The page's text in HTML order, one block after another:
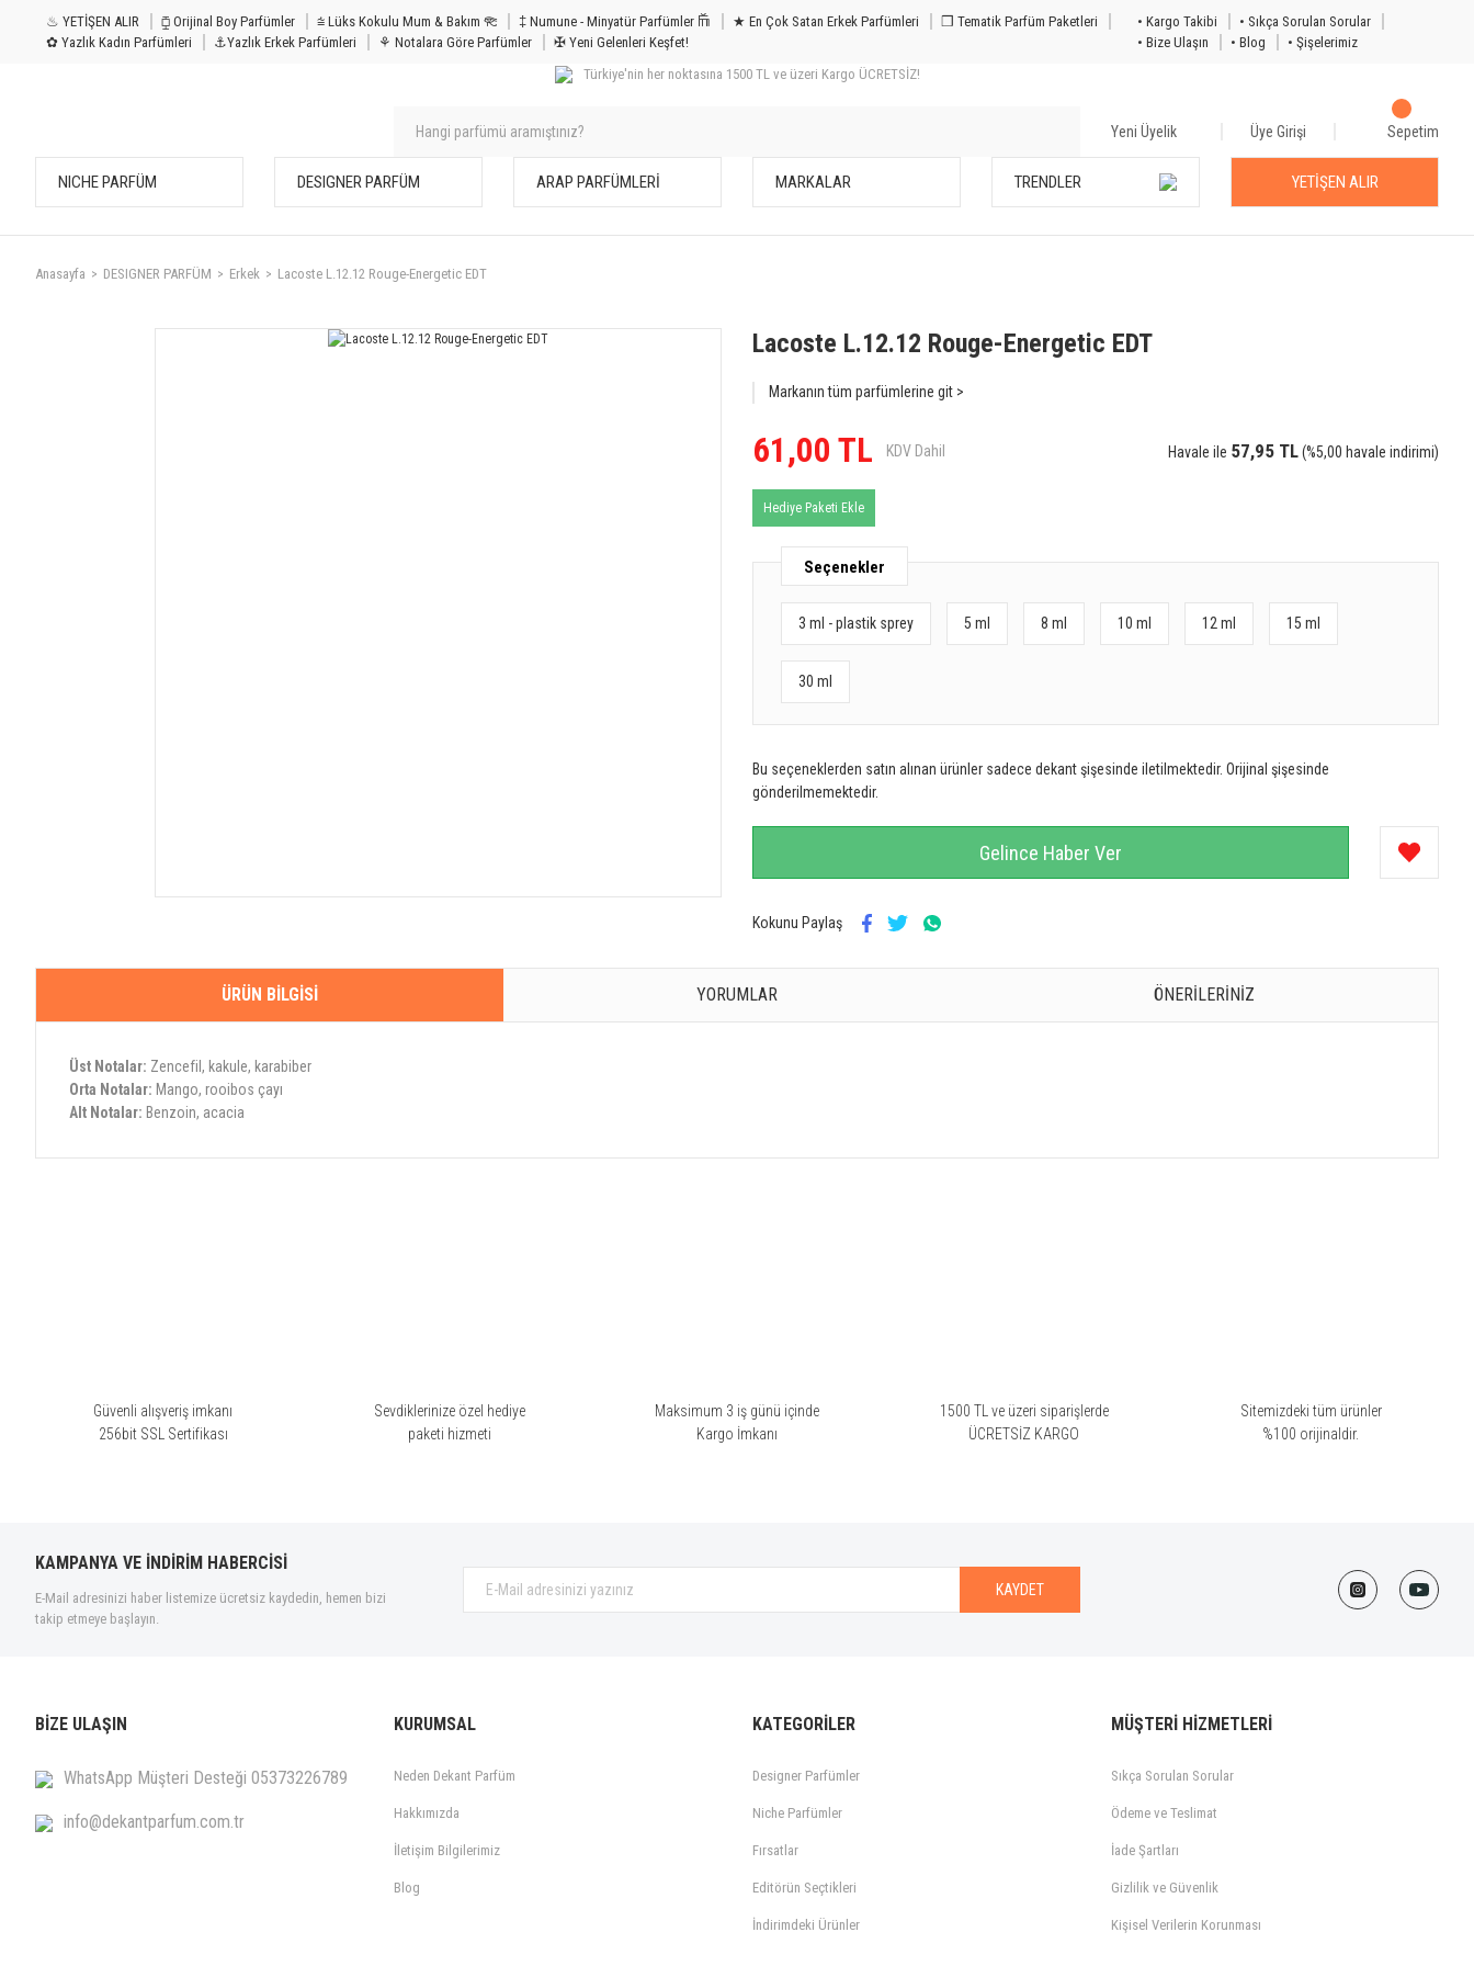
♨ YETİŞEN ALIR ⧮ Orijinal Boy Parfümler ⩭ Lüks Kokulu Mum & Bakım 𐦝 ‡ Numune - Minyatür Parfümler 𐙏 ★ En Çok Satan Erkek Parfümleri
❒ Tematik Parfüm Paketleri
✿ Yazlık Kadın Parfümleri
⚓Yazlık Erkek Parfümleri ⚘ Notalara Göre Parfümler ✠ Yeni Gelenleri Keşfet!
• Kargo Takibi
• Sıkça Sorulan Sorular
• Bize Ulaşın
• Blog
• Şişelerimiz
Türkiye'nin her noktasına 1500 TL ve üzeri Kargo ÜCRETSİZ!
Yeni Üyelik Üye Girişi Sepetim
NICHE PARFÜM DESIGNER PARFÜM ARAP PARFÜMLERİ MARKALAR TRENDLER YETİŞEN ALIR
Anasayfa DESIGNER PARFÜM Erkek Lacoste L.12.12 Rouge-Energetic EDT
Lacoste L.12.12 Rouge-Energetic EDT
Markanın tüm parfümlerine git >
61,00 TL KDV Dahil Havale ile 57,95 TL(%5,00 havale indirimi)
Hediye Paketi Ekle
Seçenekler
3 ml - plastik sprey 5 ml 8 ml 10 ml 12 ml 15 ml
30 ml
Bu seçeneklerden satın alınan ürünler sadece dekant şişesinde iletilmektedir. Orijinal şişesinde
gönderilmemektedir.
Gelince Haber Ver
Kokunu Paylaş
ÜRÜN BILGISI YORUMLAR ÖNERILERINIZ
Üst Notalar: Zencefil, kakule, karabiber
Orta Notalar: Mango, rooibos çayı
Alt Notalar: Benzoin, acacia
Güvenli alışveriş imkanı
256bit SSL Sertifikası
Sevdiklerinize özel hediye
paketi hizmeti
Maksimum 3 iş günü içinde
Kargo İmkanı
1500 TL ve üzeri siparişlerde
ÜCRETSİZ KARGO
Sitemizdeki tüm ürünler
%100 orijinaldir.
KAMPANYA VE İNDİRİM HABERCİSİ
E-Mail adresinizi haber listemize ücretsiz kaydedin, hemen bizi
takip etmeye başlayın.
KAYDET
BİZE ULAŞIN
WhatsApp Müşteri Desteği 05373226789
info@dekantparfum.com.tr
KURUMSAL
Neden Dekant Parfüm
Hakkımızda
İletişim Bilgilerimiz
Blog
KATEGORİLER
Designer Parfümler
Niche Parfümler
Fırsatlar
Editörün Seçtikleri
İndirimdeki Ürünler
MÜŞTERİ HİZMETLERİ
Sıkça Sorulan Sorular
Ödeme ve Teslimat
İade Şartları
Gizlilik ve Güvenlik
Kişisel Verilerin Korunması